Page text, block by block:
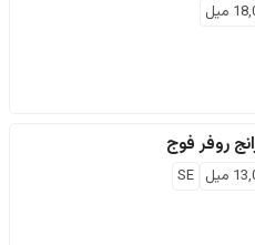
ميل
روفر فوج
ميل SE